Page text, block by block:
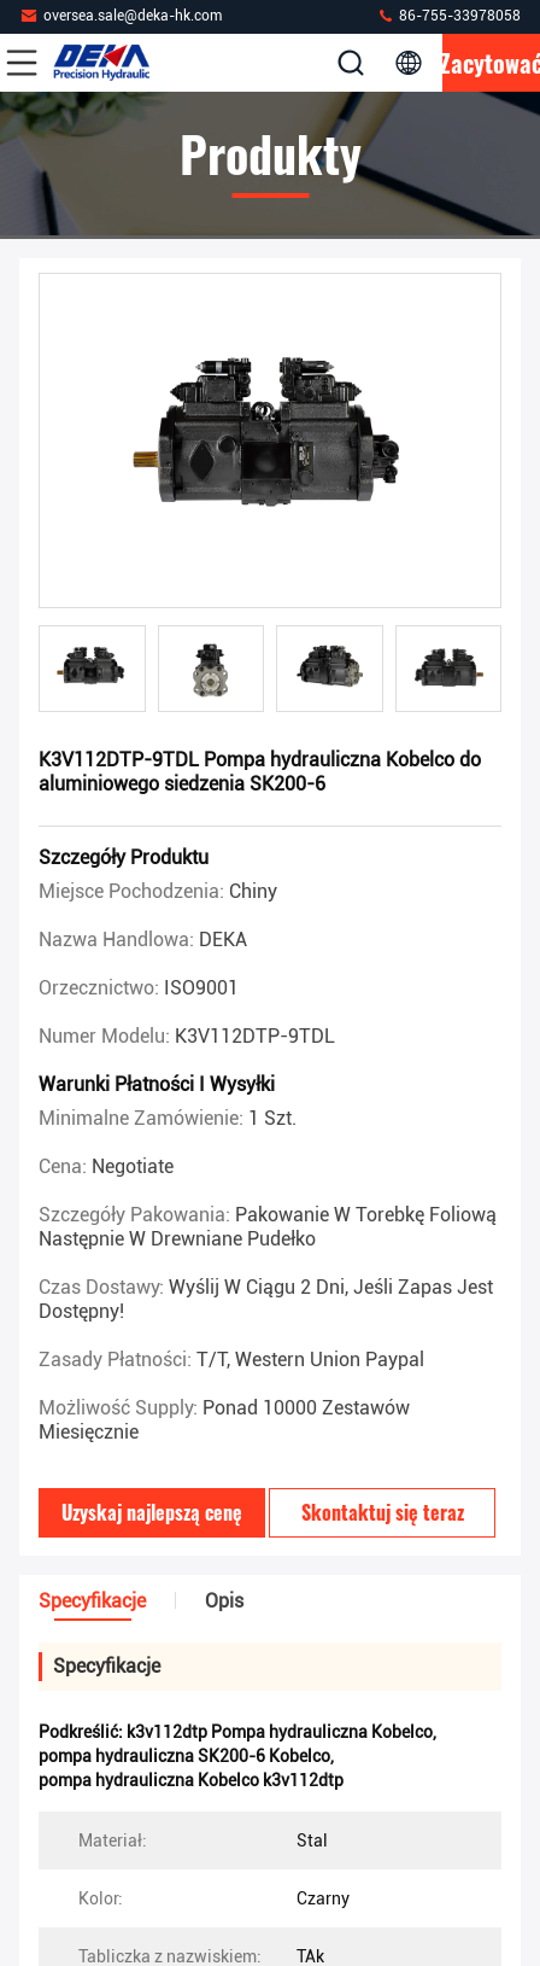
oversea.sale@deka-hk.com 86-755-33978058
Produkty
K3V112DTP-9TDL Pompa hydrauliczna Kobelco do
aluminiowego siedzenia SK200-6
Szczegóły Produktu
Miejsce Pochodzenia: Chiny
Nazwa Handlowa: DEKA
Orzecznictwo: ISO9001
Numer Modelu: K3V112DTP-9TDL
Warunki Płatności I Wysyłki
Minimalne Zamówienie: 1 Szt.
Cena: Negotiate
Szczegóły Pakowania: Pakowanie W Torebkę Foliową
Następnie W Drewniane Pudełko
Czas Dostawy: Wyślij W Ciągu 2 Dni, Jeśli Zapas Jest
Dostępny!
Zasady Płatności: T/T, Western Union Paypal
Możliwość Supply: Ponad 10000 Zestawów
Miesięcznie
Uzyskaj najlepszą cenę Skontaktuj się teraz
Specyfikacje Opis
Specyfikacje
Podkreślić: k3v112dtp Pompa hydrauliczna Kobelco,
pompa hydrauliczna SK200-6 Kobelco,
pompa hydrauliczna Kobelco k3v112dtp
Materiał: Stal
Kolor: Czarny
Tabliczka z nazwiskiem: TAk